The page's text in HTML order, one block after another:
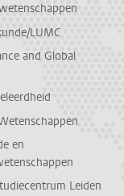
LUMC
and Global
en
Leiden